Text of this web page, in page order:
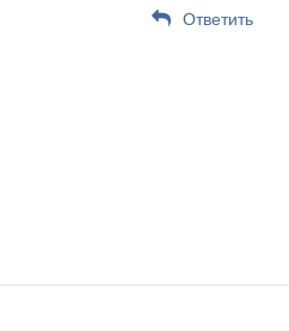
Ответить